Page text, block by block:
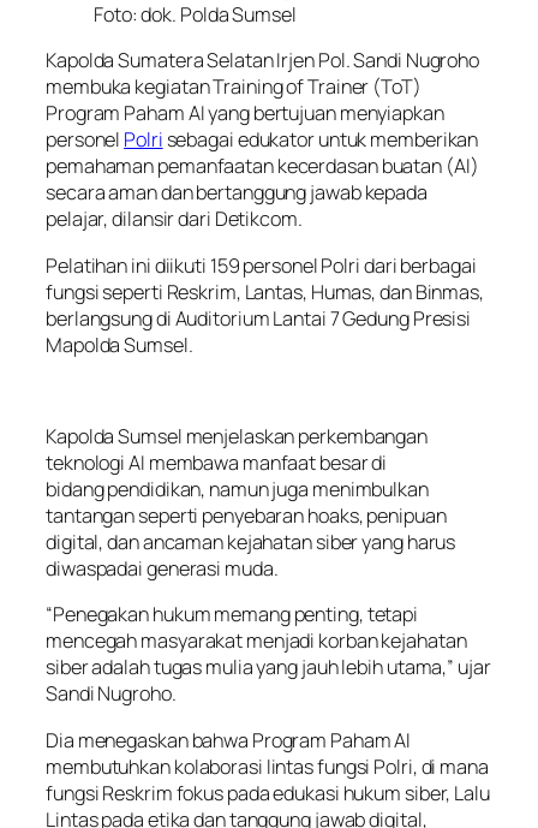
Foto: dok. Polda Sumsel
Kapolda Sumatera Selatan Irjen Pol. Sandi Nugroho
membuka kegiatan Training of Trainer (ToT)
Program Paham AI yang bertujuan menyiapkan
personel Polri sebagai edukator untuk memberikan
pemahaman pemanfaatan kecerdasan buatan (AI)
secara aman dan bertanggung jawab kepada
pelajar, dilansir dari Detikcom.
Pelatihan ini diikuti 159 personel Polri dari berbagai
fungsi seperti Reskrim, Lantas, Humas, dan Binmas,
berlangsung di Auditorium Lantai 7 Gedung Presisi
Mapolda Sumsel.
Kapolda Sumsel menjelaskan perkembangan
teknologi AI membawa manfaat besar di
bidang pendidikan, namun juga menimbulkan
tantangan seperti penyebaran hoaks, penipuan
digital, dan ancaman kejahatan siber yang harus
diwaspadai generasi muda.
“Penegakan hukum memang penting, tetapi
mencegah masyarakat menjadi korban kejahatan
siber adalah tugas mulia yang jauh lebih utama,” ujar
Sandi Nugroho.
Dia menegaskan bahwa Program Paham AI
membutuhkan kolaborasi lintas fungsi Polri, di mana
fungsi Reskrim fokus pada edukasi hukum siber, Lalu
Lintas pada etika dan tanggung jawab digital,